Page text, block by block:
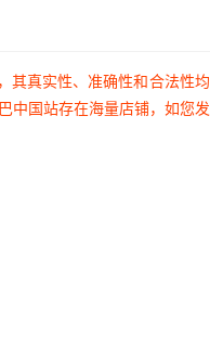
其真实性、准确性和合法性
中国站存在海量店铺，如您